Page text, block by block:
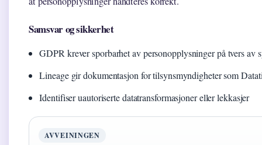
Samsvar og sikkerhet
GDPR krever sporbarhet av personopplysninger på tvers av
Lineage gir dokumentasjon for tilsynsmyndigheter som
Identifiser uautoriserte datatransformasjoner eller lekkasjer
AVVEININGEN